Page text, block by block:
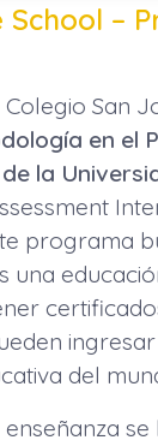
School –
Colegio San
en el
la
programa
una
del